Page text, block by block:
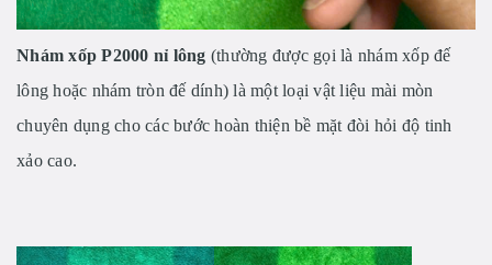
Nhám xốp P2000 nỉ lông (thường được gọi là nhám xốp đế
lông hoặc nhám tròn đế dính) là một loại vật liệu mài mòn
chuyên dụng cho các bước hoàn thiện bề mặt đòi hỏi độ tinh
xảo cao.